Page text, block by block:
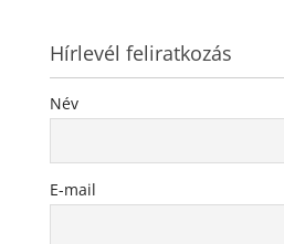
Hírlevél feliratkozás
Név
E-mail